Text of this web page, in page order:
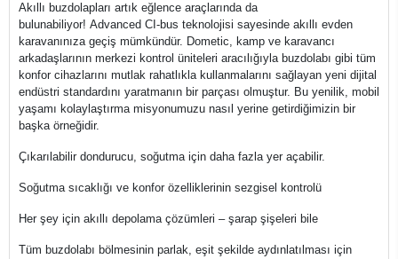
Akıllı buzdolapları artık eğlence araçlarında da
bulunabiliyor! Advanced CI-bus teknolojisi sayesinde akıllı evden
karavanınıza geçiş mümkündür. Dometic, kamp ve karavancı
arkadaşlarının merkezi kontrol üniteleri aracılığıyla buzdolabı gibi tüm
konfor cihazlarını mutlak rahatlıkla kullanmalarını sağlayan yeni dijital
endüstri standardını yaratmanın bir parçası olmuştur. Bu yenilik, mobil
yaşamı kolaylaştırma misyonumuzu nasıl yerine getirdiğimizin bir
başka örneğidir.
Çıkarılabilir dondurucu, soğutma için daha fazla yer açabilir.
Soğutma sıcaklığı ve konfor özelliklerinin sezgisel kontrolü
Her şey için akıllı depolama çözümleri – şarap şişeleri bile
Tüm buzdolabı bölmesinin parlak, eşit şekilde aydınlatılması için